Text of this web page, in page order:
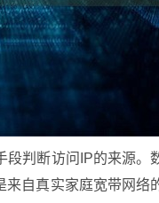
判断访问IP的来源。
来自真实家庭宽带网络